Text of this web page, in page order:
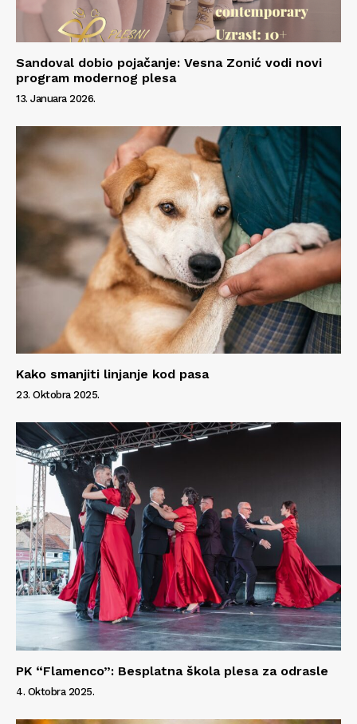
O nama
Kontakt
Impressum
Sandoval dobio pojačanje: Vesna Zonić vodi novi
program modernog plesa
13. Januara 2026.
Kako smanjiti linjanje kod pasa
23. Oktobra 2025.
PK “Flamenco”: Besplatna škola plesa za odrasle
4. Oktobra 2025.